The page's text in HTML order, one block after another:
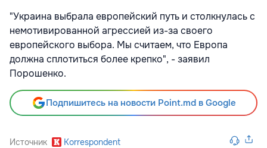
"Украина выбрала европейский путь и столкнулась с
немотивированной агрессией из-за своего
европейского выбора. Мы считаем, что Европа
должна сплотиться более крепко", - заявил
Порошенко.
Подпишитесь на новости Point.md в Google
Источник Korrespondent